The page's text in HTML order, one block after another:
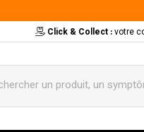
Click & Collect :votre